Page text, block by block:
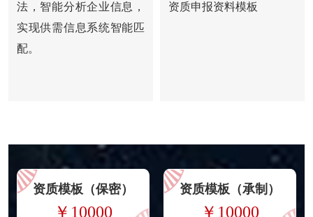
法，智能分析企业信息，
实现供需信息系统智能匹
配。
资质申报资料模板
资质模板（保密）
￥10000
资质模板（承制）
￥10000